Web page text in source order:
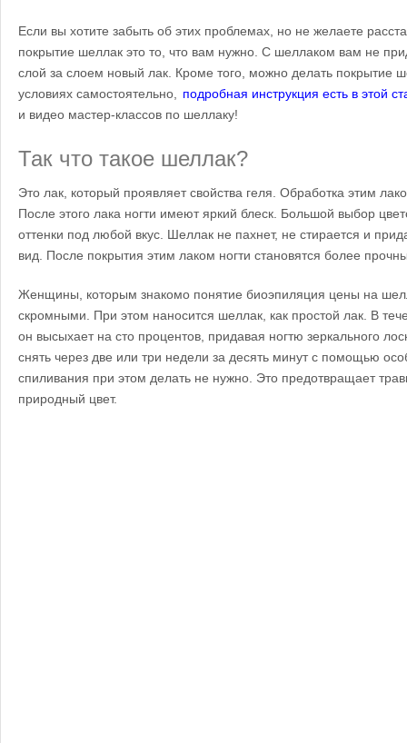
Если вы хотите забыть об этих проблемах, но не желаете
покрытие шеллак это то, что вам нужно. С шеллаком вам не
слой за слоем новый лак. Кроме того, можно делать покрытие
условиях самостоятельно,
подробная инструкция есть в этой
и видео мастер-классов по шеллаку!
Так что такое шеллак?
Это лак, который проявляет свойства геля. Обработка этим
После этого лака ногти имеют яркий блеск. Большой выбор
оттенки под любой вкус. Шеллак не пахнет, не стирается и
вид. После покрытия этим лаком ногти становятся более
Женщины, которым знакомо понятие биоэпиляция цены на
скромными. При этом наносится шеллак, как простой лак. В
он высыхает на сто процентов, придавая ногтю зеркального
снять через две или три недели за десять минут с помощью
спиливания при этом делать не нужно. Это предотвращает
природный цвет.